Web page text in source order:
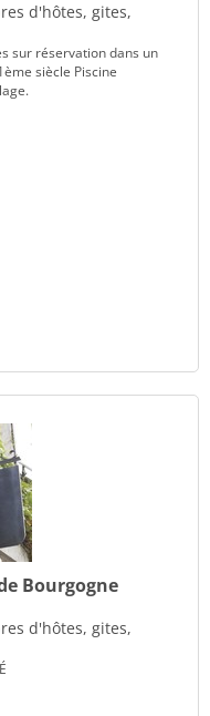
d'hôtes, gites,
sur réservation dans un
siècle Piscine
Bourgogne
d'hôtes, gites,